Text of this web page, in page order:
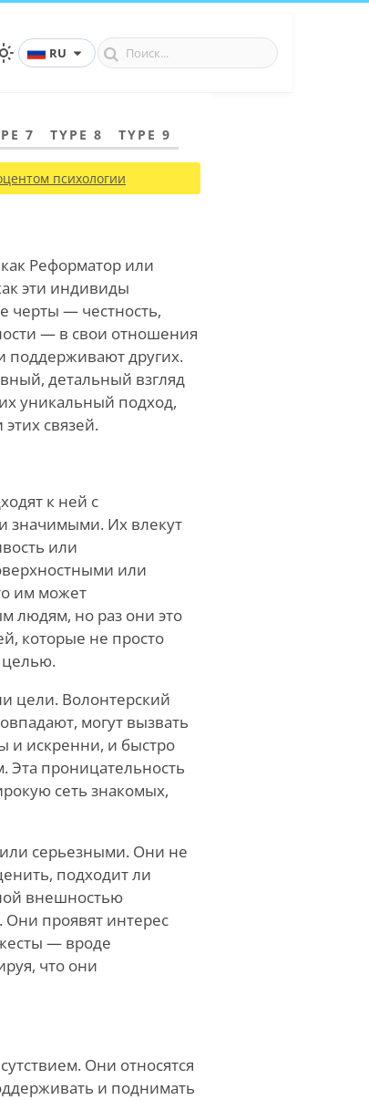
RU
7 TYPE 8 TYPE 9
психологии
Реформатор или
эти индивиды
черты — честность,
— в свои отношения
поддерживают других.
детальный взгляд
уникальный подход,
связей.
к ней с
значимыми. Их влекут
или
или
им может
людям, но раз они это
которые не просто
целью.
цели. Волонтерский
могут вызвать
и искренни, и быстро
Эта проницательность
сеть знакомых,
серьезными. Они не
подходит ли
внешностью
проявят интерес
— вроде
что они
Они относятся
и поднимать